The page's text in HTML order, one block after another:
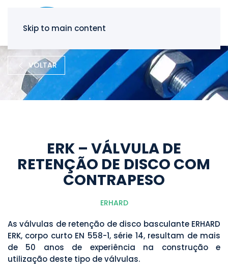
Skip to main content
VOLTAR
ERK – VÁLVULA DE
RETENÇÃO DE DISCO COM
CONTRAPESO
ERHARD
As válvulas de retenção de disco basculante ERHARD
ERK, corpo curto EN 558-1, série 14, resultam de mais
de 50 anos de experiência na construção e
utilização deste tipo de válvulas.